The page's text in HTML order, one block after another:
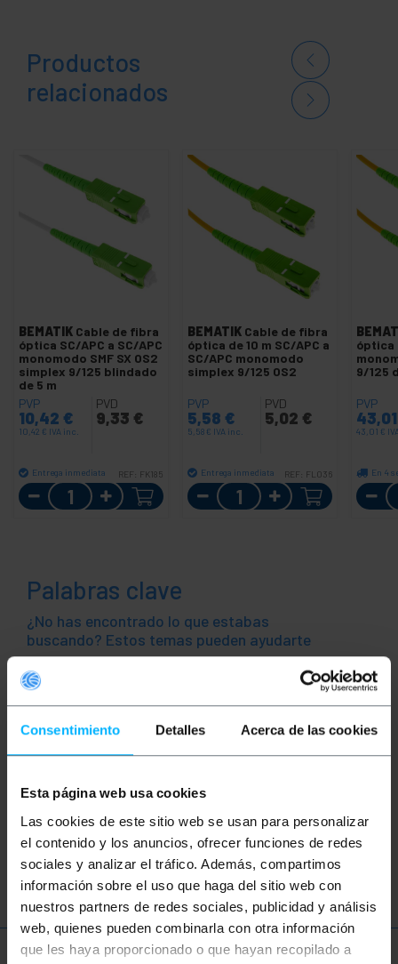
Consentimiento Detalles Acerca de las cookies
Esta página web usa cookies
Las cookies de este sitio web se usan para personalizar
el contenido y los anuncios, ofrecer funciones de redes
sociales y analizar el tráfico. Además, compartimos
información sobre el uso que haga del sitio web con
nuestros partners de redes sociales, publicidad y análisis
web, quienes pueden combinarla con otra información
que les haya proporcionado o que hayan recopilado a
Productos
relacionados
BEMATIK Cable de fibra
óptica SC/APC a SC/APC
monomodo SMF SX OS2
simplex 9/125 blindado
de 5 m
PVP
10,42 €
10,42 € IVA inc.
PVD
9,33 €
Entrega inmediata REF: FK185
Cantidad
BEMATIK Cable de fibra
óptica de 10 m SC/APC a
SC/APC monomodo
simplex 9/125 OS2
PVP
5,58 €
5,58 € IVA inc.
PVD
5,02 €
Entrega inmediata REF: FL036
Cantidad
óptica
9/125
PVP
43,01 €
En 4
Palabras clave
¿No has encontrado lo que estabas
buscando? Estos temas pueden ayudarte
cable fibra vodafone cable fibra jazztel
red ethernet LAN latiguillo
fibra óptica